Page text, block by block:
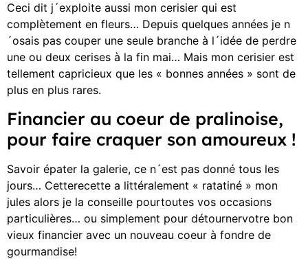
Ceci dit j´exploite aussi mon cerisier qui est
complètement en fleurs… Depuis quelques années je n
´osais pas couper une seule branche à l´idée de perdre
une ou deux cerises à la fin mai… Mais mon cerisier est
tellement capricieux que les « bonnes années » sont de
plus en plus rares.
Financier au coeur de pralinoise,
pour faire craquer son amoureux !
Savoir épater la galerie, ce n´est pas donné tous les
jours… Cetterecette a littéralement « ratatiné » mon
jules alors je la conseille pourtoutes vos occasions
particulières… ou simplement pour détournervotre bon
vieux financier avec un nouveau coeur à fondre de
gourmandise!